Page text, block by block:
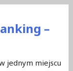
–
jednym miejscu